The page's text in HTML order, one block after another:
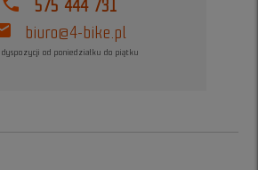
575 444 731
biuro@4-bike.pl
dyspozycji od poniedziałku do piątku